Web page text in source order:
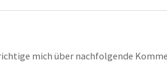
mich über nachfolgende